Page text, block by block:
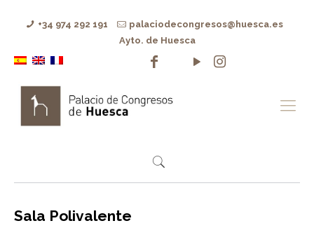
+34 974 292 191
palaciodecongresos@huesca.es
Ayto. de Huesca
Sala Polivalente